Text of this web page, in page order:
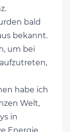
bald
bekannt.
um bei
habe ich
Welt,
in